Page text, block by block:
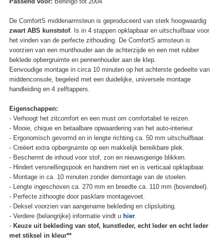
De ComfortS middenarmsteun is geproduceerd van sterk hoogwaardig
zwart ABS kunststof. Is in 4 stappen opklapbaar en uitschuifbaar voor
het vinden van de perfecte zithouding. De ComfortS armsteun is
voorzien van een munthouder aan de achterzijde en een met rubber
beklede opbergruimte en pennenhouder aan de klep.
Eenvoudige montage in circa 10 minuten op het achterste gedeelte van
middenconsole, begeleid met een duidelijke, universele montage
handleiding en 4 zelftappers.
Eigenschappen:
- Verhoogt het zitcomfort en een must om comfortabel te reizen.
- Mooie, chique en betaalbare opwaardering van het auto-interieur.
- Ergonomisch gevormd en in lengte richting ca. 50 mm uitschuifbaar.
- Creëert extra opbergruimte op een makkelijk bereikbare plek.
- Beschermt de inhoud voor stof, zon en nieuwsgierige blikken.
- Hindert versnellingspook en handrem niet en is verticaal opklapbaar.
- Montage in ca. 10 minuten zonder demontage van de stoelen.
- Lengte ingeschoven ca. 270 mm en breedte ca. 110 mm (bovendeel).
- Perfecte zithoogte door pasklare montagevoet.
- Deksel voorzien van aangename bekleding en clipsluiting.
- Verdere (belangrijke) informatie vindt u hier.
- Keuze uit bekleding van stof, kunstleder, echt leder en echt leder
met stiksel in kleur**